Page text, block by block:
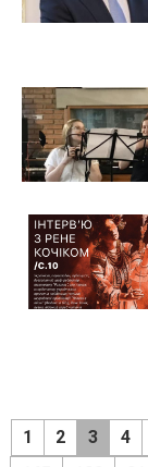
1 2 3 4